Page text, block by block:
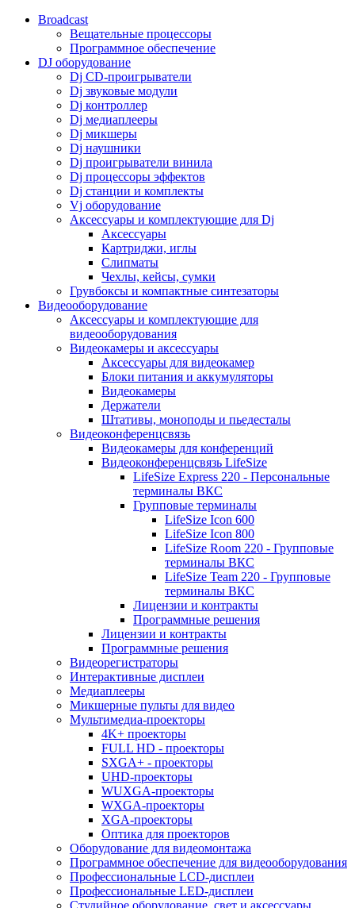
Broadcast
Вещательные процессоры
Программное обеспечение
DJ оборудование
Dj CD-проигрыватели
Dj звуковые модули
Dj контроллер
Dj медиаплееры
Dj микшеры
Dj наушники
Dj проигрыватели винила
Dj процессоры эффектов
Dj станции и комплекты
Vj оборудование
Аксессуары и комплектующие для Dj
Аксессуары
Картриджи, иглы
Слипматы
Чехлы, кейсы, сумки
Грувбоксы и компактные синтезаторы
Видеооборудование
Аксессуары и комплектующие для
видеооборудования
Видеокамеры и аксессуары
Аксессуары для видеокамер
Блоки питания и аккумуляторы
Видеокамеры
Держатели
Штативы, моноподы и пьедесталы
Видеоконференцсвязь
Видеокамеры для конференций
Видеоконференцсвязь LifeSize
LifeSize Express 220 - Персональные
терминалы ВКС
Групповые терминалы
LifeSize Icon 600
LifeSize Icon 800
LifeSize Room 220 - Групповые
терминалы ВКС
LifeSize Team 220 - Групповые
терминалы ВКС
Лицензии и контракты
Программные решения
Лицензии и контракты
Программные решения
Видеорегистраторы
Интерактивные дисплеи
Медиаплееры
Микшерные пульты для видео
Мультимедиа-проекторы
4K+ проекторы
FULL HD - проекторы
SXGA+ - проекторы
UHD-проекторы
WUXGA-проекторы
WXGA-проекторы
XGA-проекторы
Оптика для проекторов
Оборудование для видеомонтажа
Программное обеспечение для видеооборудования
Профессиональные LCD-дисплеи
Профессиональные LED-дисплеи
Студийное оборудование, свет и аксессуары